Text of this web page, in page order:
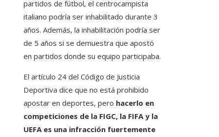
partidos de fútbol, el centrocampista
italiano podría ser inhabilitado durante 3
años. Además, la inhabilitación podría ser
de 5 años si se demuestra que apostó
en partidos donde su equipo participaba.
El artículo 24 del Código de Justicia
Deportiva dice que no está prohibido
apostar en deportes, pero hacerlo en
competiciones de la FIGC, la FIFA y la
UEFA es una infracción fuertemente